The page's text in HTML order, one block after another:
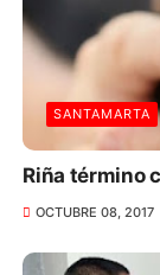
SANTAMARTA
Riña término
OCTUBRE 08, 2017